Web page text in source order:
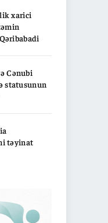
xarici
Cənubi
statusunun
təyinat